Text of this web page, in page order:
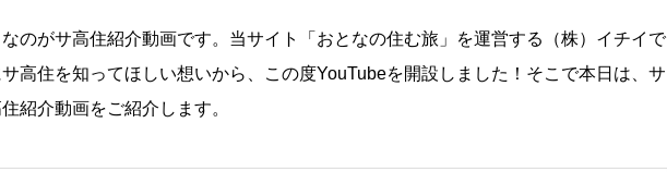
のがサ高住紹介動画です。当サイト「おとなの住む旅」を運営する（株）イチイで
高住を知ってほしい想いから、この度YouTubeを開設しました！そこで本日は、サ
紹介動画をご紹介します。